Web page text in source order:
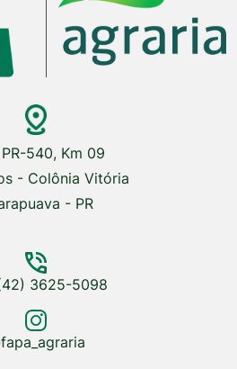
540, Km 09
- Colônia Vitória
- PR
3625-5098